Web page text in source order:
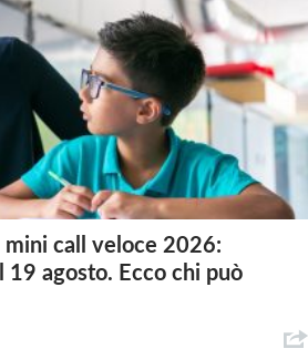
mini call veloce 2026:
19 agosto. Ecco chi può